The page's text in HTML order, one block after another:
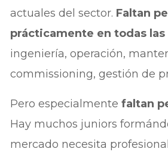
actuales del sector. Faltan
prácticamente en todas las
ingeniería, operación,
commissioning, gestión de
Pero especialmentefaltan
Hay muchos juniors
mercado necesita